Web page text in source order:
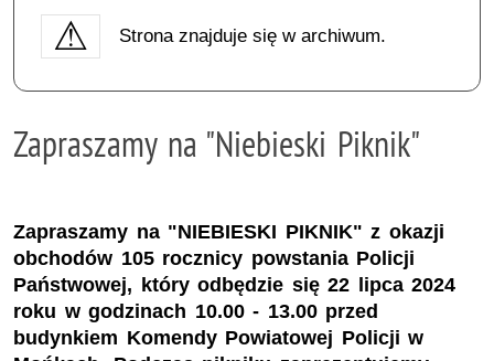
Strona znajduje się w archiwum.
Zapraszamy na "Niebieski Piknik"
Zapraszamy na "NIEBIESKI PIKNIK" z okazji
obchodów 105 rocznicy powstania Policji
Państwowej, który odbędzie się 22 lipca 2024
roku w godzinach 10.00 - 13.00 przed
budynkiem Komendy Powiatowej Policji w